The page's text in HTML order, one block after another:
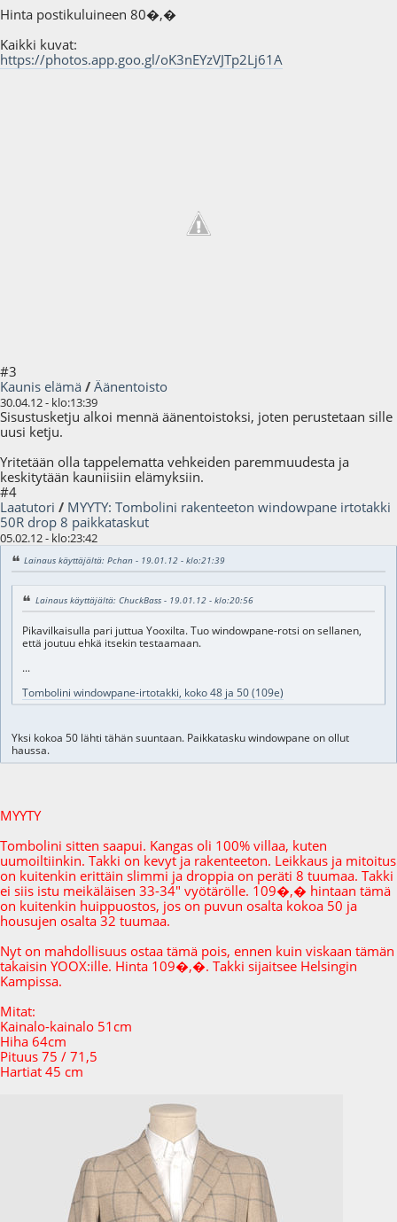
Hinta postikuluineen 80�,�
Kaikki kuvat:
https://photos.app.goo.gl/oK3nEYzVJTp2Lj61A
#3
Kaunis elämä / Äänentoisto
30.04.12 - klo:13:39
Sisustusketju alkoi mennä äänentoistoksi, joten perustetaan sille
uusi ketju.
Yritetään olla tappelematta vehkeiden paremmuudesta ja
keskitytään kauniisiin elämyksiin.
#4
Laatutori / MYYTY: Tombolini rakenteeton windowpane irtotakki
50R drop 8 paikkataskut
05.02.12 - klo:23:42
Lainaus käyttäjältä: Pchan - 19.01.12 - klo:21:39
Lainaus käyttäjältä: ChuckBass - 19.01.12 - klo:20:56
Pikavilkaisulla pari juttua Yooxilta. Tuo windowpane-rotsi on sellanen,
että joutuu ehkä itsekin testaamaan.
...
Tombolini windowpane-irtotakki, koko 48 ja 50 (109e)
Yksi kokoa 50 lähti tähän suuntaan. Paikkatasku windowpane on ollut
haussa.
MYYTY
Tombolini sitten saapui. Kangas oli 100% villaa, kuten
uumoiltiinkin. Takki on kevyt ja rakenteeton. Leikkaus ja mitoitus
on kuitenkin erittäin slimmi ja droppia on peräti 8 tuumaa. Takki
ei siis istu meikäläisen 33-34" vyötärölle. 109�,� hintaan tämä
on kuitenkin huippuostos, jos on puvun osalta kokoa 50 ja
housujen osalta 32 tuumaa.
Nyt on mahdollisuus ostaa tämä pois, ennen kuin viskaan tämän
takaisin YOOX:ille. Hinta 109�,�. Takki sijaitsee Helsingin
Kampissa.
Mitat:
Kainalo-kainalo 51cm
Hiha 64cm
Pituus 75 / 71,5
Hartiat 45 cm